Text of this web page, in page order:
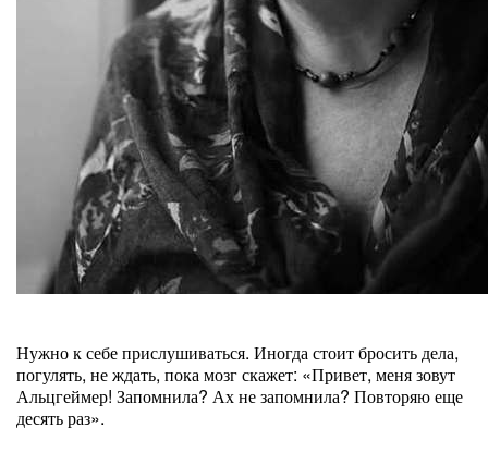
Нужно к себе прислушиваться. Иногда стоит бросить дела,
погулять, не ждать, пока мозг скажет: «Привет, меня зовут
Альцгеймер! Запомнила? Ах не запомнила? Повторяю еще
десять раз».